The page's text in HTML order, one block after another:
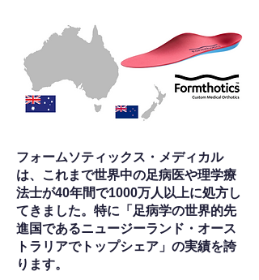
フォームソティックス・メディカル
は、これまで世界中の足病医や理学療
法士が40年間で1000万人以上に処方し
てきました。特に「足病学の世界的先
進国であるニュージーランド・オース
トラリアでトップシェア」の実績を誇
ります。